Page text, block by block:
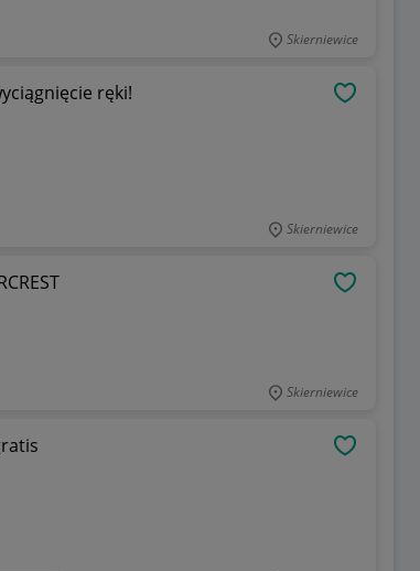
Skierniewice
ręki!
Skierniewice
Skierniewice